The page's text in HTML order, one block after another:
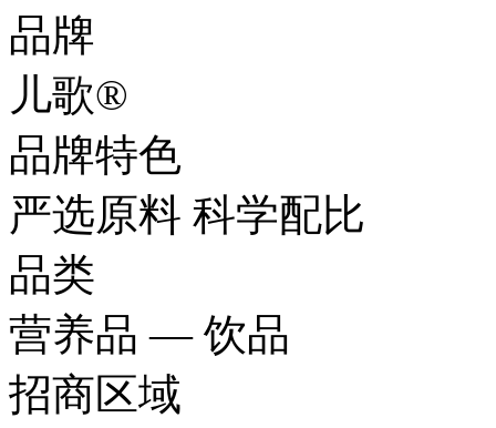
品牌
儿歌®
品牌特色
严选原料 科学配比
品类
营养品 — 饮品
招商区域